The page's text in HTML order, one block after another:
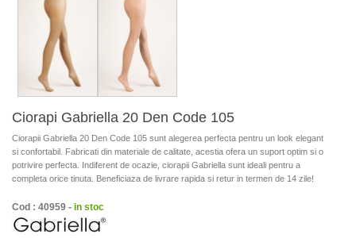
Ciorapi Gabriella 20 Den Code 105
Ciorapii Gabriella 20 Den Code 105 sunt alegerea perfecta pentru un look elegant
si confortabil. Fabricati din materiale de calitate, acestia ofera un suport optim si o
potrivire perfecta. Indiferent de ocazie, ciorapii Gabriella sunt ideali pentru a
completa orice tinuta. Beneficiaza de livrare rapida si retur in termen de 14 zile!
Cod : 40959 - in stoc